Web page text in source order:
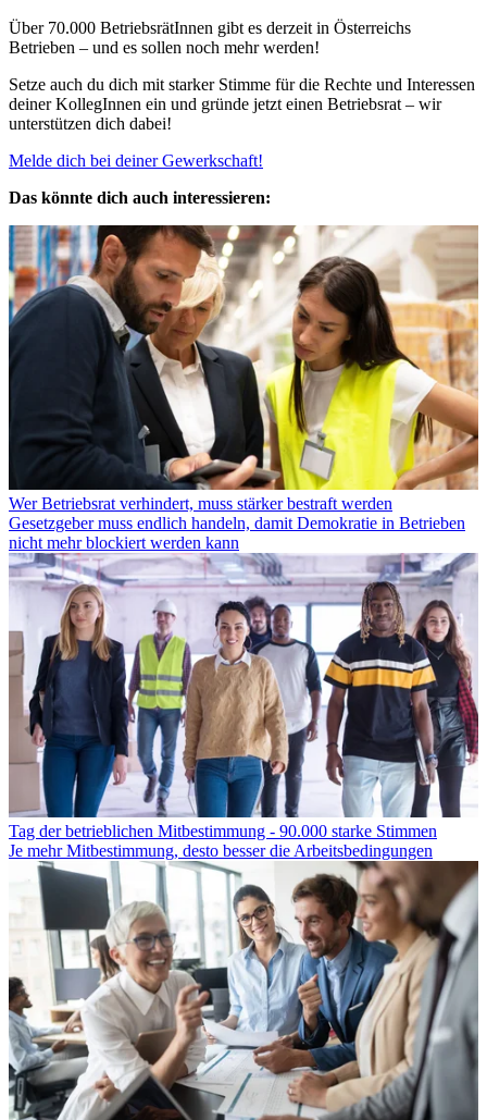
Über 70.000 BetriebsrätInnen gibt es derzeit in Österreichs
Betrieben – und es sollen noch mehr werden!
Setze auch du dich mit starker Stimme für die Rechte und Interessen
deiner KollegInnen ein und gründe jetzt einen Betriebsrat – wir
unterstützen dich dabei!
Melde dich bei deiner Gewerkschaft!
Das könnte dich auch interessieren:
Wer Betriebsrat verhindert, muss stärker bestraft werden
Gesetzgeber muss endlich handeln, damit Demokratie in Betrieben
nicht mehr blockiert werden kann
Tag der betrieblichen Mitbestimmung - 90.000 starke Stimmen
Je mehr Mitbestimmung, desto besser die Arbeitsbedingungen